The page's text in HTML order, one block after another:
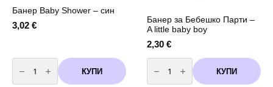
Банер Baby Shower – син
3,02 €
количество
за
Банер
Baby
КУПИ
Банер за Бебешко Парти –
A little baby boy
2,30 €
количество
за
Банер
за
КУПИ